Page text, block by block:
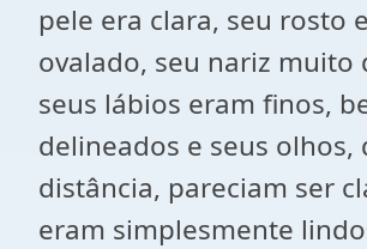
pele era clara, seu rosto
ovalado, seu nariz muito
seus lábios eram finos,
delineados e seus olhos,
distância, pareciam ser
eram simplesmente